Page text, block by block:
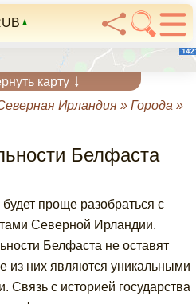
карту ↓
Ирландия »Города »
Белфаста
проще разобраться с
Северной Ирландии.
Белфаста не оставят
из них являются уникальными
Связь с историей государства